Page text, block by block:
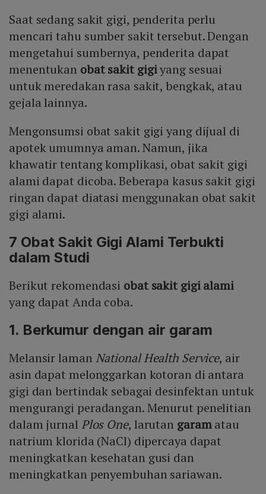
Saat sedang sakit gigi, penderita perlu
mencari tahu sumber sakit tersebut. Dengan
mengetahui sumbernya, penderita dapat
menentukan obat sakit gigiyang sesuai
untuk meredakan rasa sakit, bengkak, atau
gejala lainnya.
Mengonsumsi obat sakit gigi yang dijual di
apotek umumnya aman. Namun, jika
khawatir tentang komplikasi, obat sakit gigi
alami dapat dicoba. Beberapa kasus sakit gigi
ringan dapat diatasi menggunakan obat sakit
gigi alami.
7 Obat Sakit Gigi Alami Terbukti
dalam Studi
Berikut rekomendasi obat sakit gigi alami
yang dapat Anda coba.
1. Berkumur dengan air garam
Melansir laman National Health Service, air
asin dapat melonggarkan kotoran di antara
gigi dan bertindak sebagai desinfektan untuk
mengurangi peradangan. Menurut penelitian
dalam jurnal Plos One, larutan garamatau
natrium klorida (NaCl) dipercaya dapat
meningkatkan kesehatan gusi dan
meningkatkan penyembuhan sariawan.